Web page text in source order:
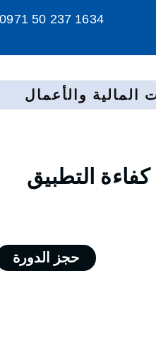
50 237 1634
المالية والأعمال
التطبيق
حجز الدورة